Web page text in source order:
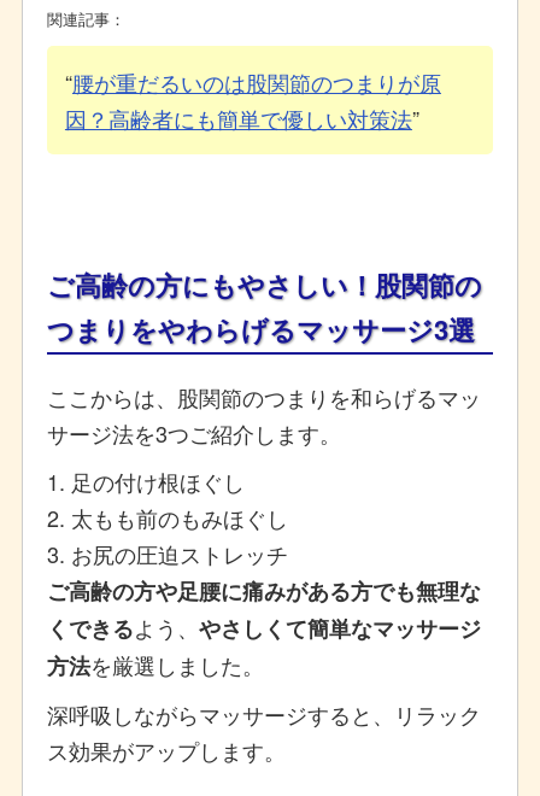
関連記事：
腰が重だるいのは股関節のつまりが原
因？高齢者にも簡単で優しい対策法
ご高齢の方にもやさしい！股関節の
つまりをやわらげるマッサージ3選
ここからは、股関節のつまりを和らげるマッ
サージ法を3つご紹介します。
1. 足の付け根ほぐし
2. 太もも前のもみほぐし
3. お尻の圧迫ストレッチ
ご高齢の方や足腰に痛みがある方でも無理な
くできるよう、 やさしくて簡単なマッサージ
方法を厳選しました。
深呼吸しながらマッサージすると、リラック
ス効果がアップします。